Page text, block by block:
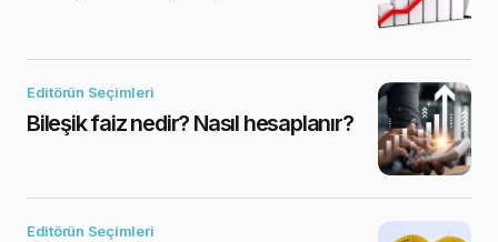
Editörün Seçimleri
Bileşik faiz nedir? Nasıl hesaplanır?
Editörün Seçimleri